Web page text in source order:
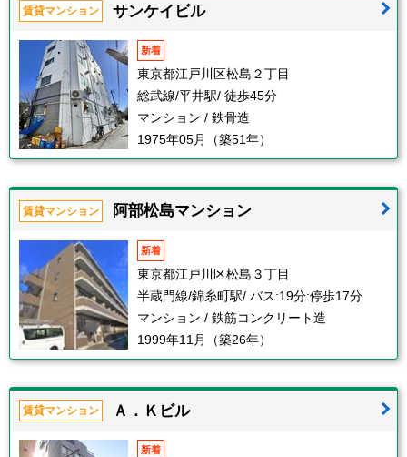
賃貸マンション サンケイビル
新着
東京都江戸川区松島２丁目
総武線/平井駅/ 徒歩45分
マンション / 鉄骨造
1975年05月（築51年）
賃貸マンション 阿部松島マンション
新着
東京都江戸川区松島３丁目
半蔵門線/錦糸町駅/ バス:19分:停歩17分
マンション / 鉄筋コンクリート造
1999年11月（築26年）
賃貸マンション Ａ．Ｋビル
新着